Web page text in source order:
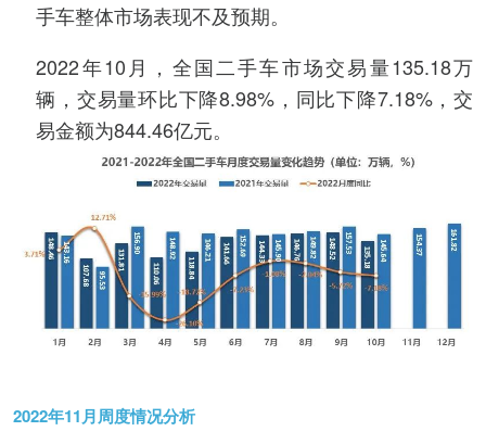
手车整体市场表现不及预期。
2022年10月，全国二手车市场交易量135.18万
辆，交易量环比下降8.98%，同比下降7.18%，交
易金额为844.46亿元。
2022年11月周度情况分析